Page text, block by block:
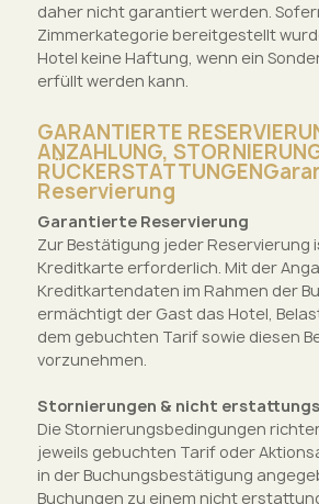
daher nicht garantiert werden.
Zimmerkategorie bereitgestellt
Hotel keine Haftung, wenn ein
erfüllt werden kann.
GARANTIERTE
ANZAHLUNG,
Reservierung
Garantierte Reservierung
Zur Bestätigung jeder Reservierung
Kreditkarte erforderlich. Mit der
Kreditkartendaten im Rahmen der
ermächtigt der Gast das Hotel,
dem gebuchten Tarif sowie diesen
vorzunehmen.
Stornierungen & nicht
Die Stornierungsbedingungen
jeweils gebuchten Tarif oder
in der Buchungsbestätigung
Buchungen zu einem nicht